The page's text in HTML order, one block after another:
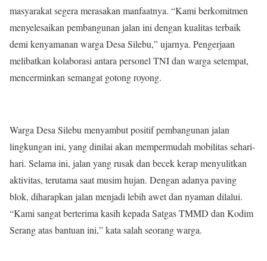
masyarakat segera merasakan manfaatnya. “Kami berkomitmen
menyelesaikan pembangunan jalan ini dengan kualitas terbaik
demi kenyamanan warga Desa Silebu,” ujarnya. Pengerjaan
melibatkan kolaborasi antara personel TNI dan warga setempat,
mencerminkan semangat gotong royong.
Warga Desa Silebu menyambut positif pembangunan jalan
lingkungan ini, yang dinilai akan mempermudah mobilitas sehari-
hari. Selama ini, jalan yang rusak dan becek kerap menyulitkan
aktivitas, terutama saat musim hujan. Dengan adanya paving
blok, diharapkan jalan menjadi lebih awet dan nyaman dilalui.
“Kami sangat berterima kasih kepada Satgas TMMD dan Kodim
Serang atas bantuan ini,” kata salah seorang warga.